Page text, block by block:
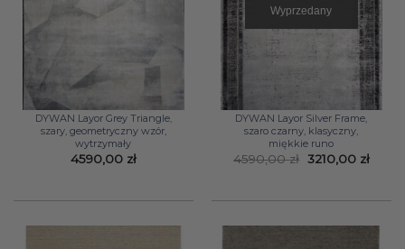
DYWAN Layor Grey Triangle,
szary, geometryczny wzór,
wytrzymały
4590,00 zł
Wyprzedany
DYWAN Layor Silver Frame,
szaro czarny, klasyczny,
miękkie runo
4590,00zł Pierwotna
cena
3210,00 zł